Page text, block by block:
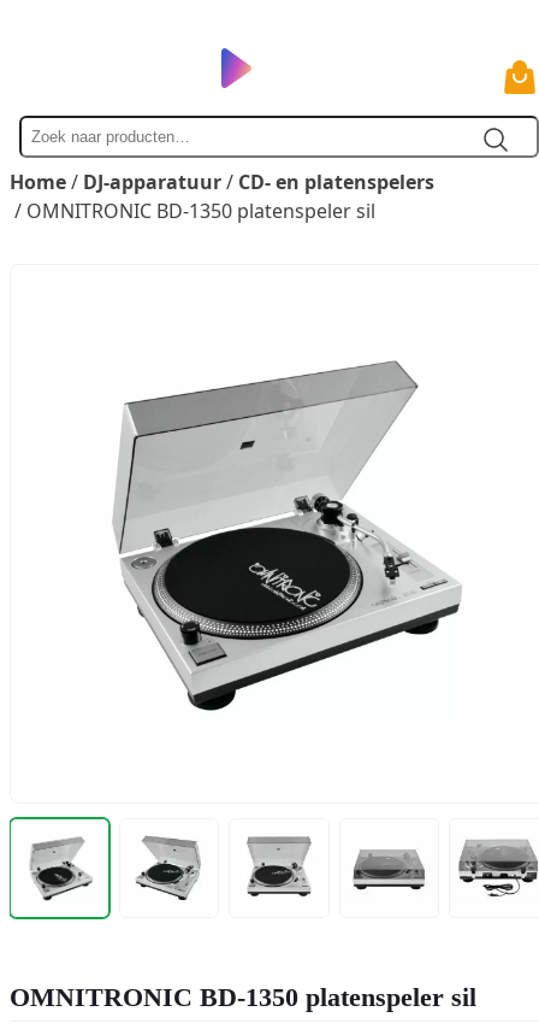
Zoek
naar
Home/ DJ-apparatuur/ CD- en platenspelers
/ OMNITRONIC BD-1350 platenspeler sil
OMNITRONIC BD-1350 platenspeler sil